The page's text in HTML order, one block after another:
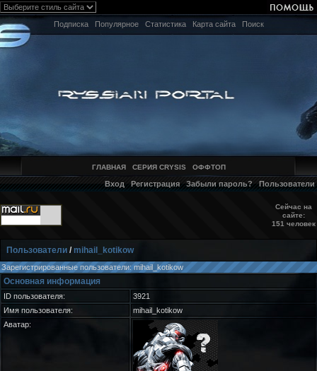
Подписка Популярное Статистика Карта сайта Поиск
ГЛАВНАЯ СЕРИЯ CRYSIS ОФФТОП
Вход Регистрация Забыли пароль? Пользователи
Сейчас на
сайте:
151 человек
Пользователи / mihail_kotikow
Зарегистрированные пользователи: mihail_kotikow
Основная информация
ID пользователя:
3921
Имя пользователя:
mihail_kotikow
Аватар: